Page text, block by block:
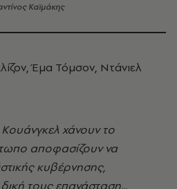
Καϊμάκης
Έμα Τόμσον, Ντάνιελ
χάνουν το
αποφασίζουν να
κυβέρνησης,
τους επανάσταση...